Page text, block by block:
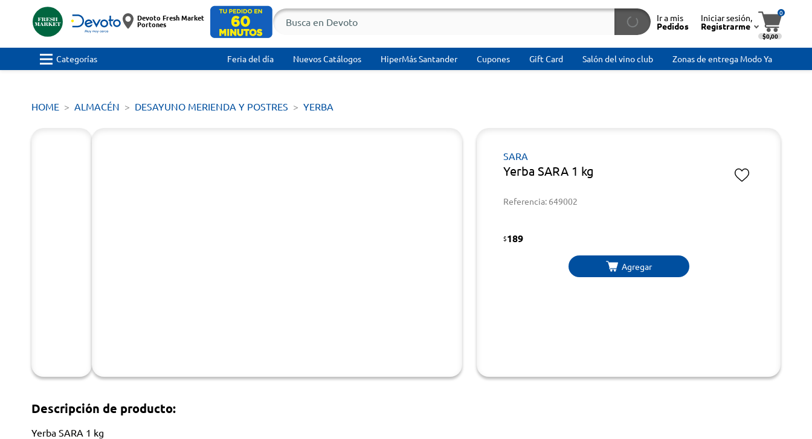
Devoto Fresh Market
Portones
Ir a mis
Pedidos
Iniciar sesión,
Registrarme
0
$0,00
Categorías Feria del día Nuevos Catálogos HiperMás Santander Cupones Gift Card Salón del vino club Zonas de entrega Modo Ya
HOME ALMACÉN DESAYUNO MERIENDA Y POSTRES YERBA
SARA
Yerba SARA 1 kg
Referencia: 649002
$189
Agregar
Descripción de producto:
Yerba SARA 1 kg